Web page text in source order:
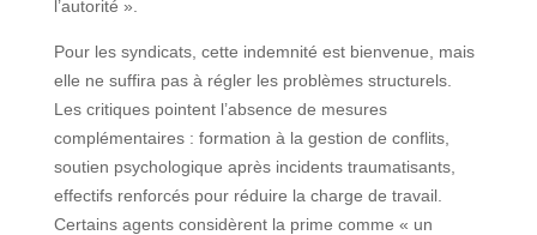
l’autorité ».
Pour les syndicats, cette indemnité est bienvenue, mais
elle ne suffira pas à régler les problèmes structurels.
Les critiques pointent l’absence de mesures
complémentaires : formation à la gestion de conflits,
soutien psychologique après incidents traumatisants,
effectifs renforcés pour réduire la charge de travail.
Certains agents considèrent la prime comme « un